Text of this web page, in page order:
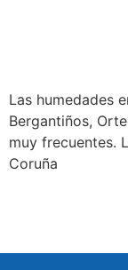
Las humedades
Bergantiños,
muy frecuentes.
Coruña